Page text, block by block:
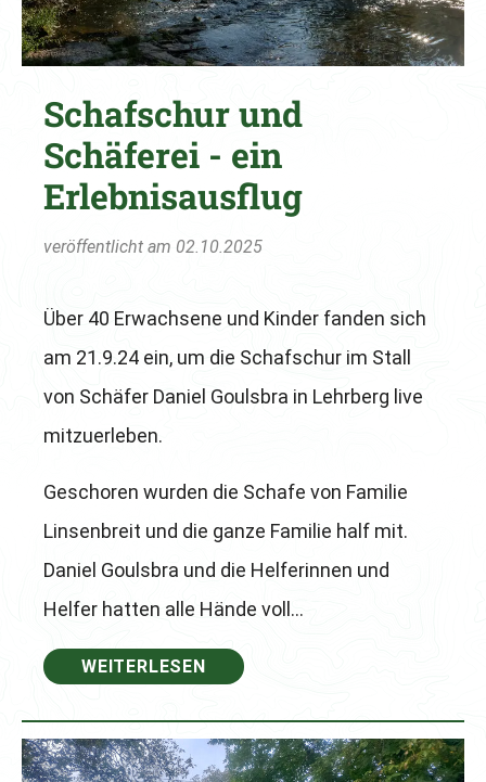
Schafschur und
Schäferei - ein
Erlebnisausflug
veröffentlicht am 02.10.2025
Über 40 Erwachsene und Kinder fanden sich
am 21.9.24 ein, um die Schafschur im Stall
von Schäfer Daniel Goulsbra in Lehrberg live
mitzuerleben.
Geschoren wurden die Schafe von Familie
Linsenbreit und die ganze Familie half mit.
Daniel Goulsbra und die Helferinnen und
Helfer hatten alle Hände voll…
WEITERLESEN